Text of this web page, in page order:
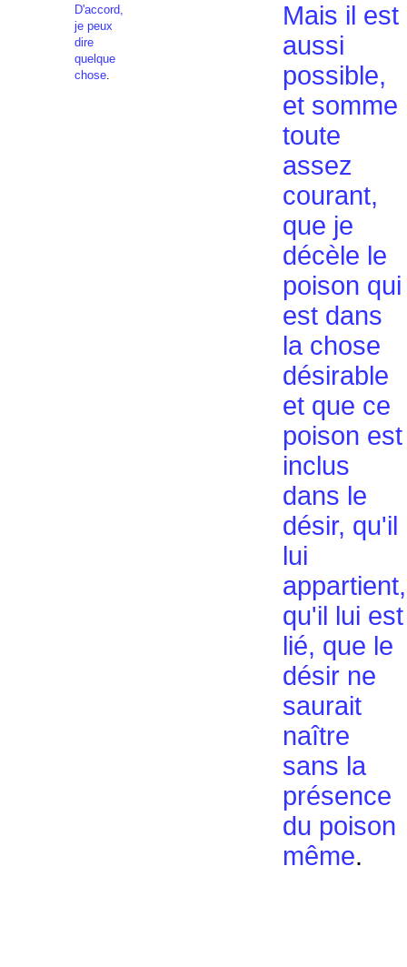
D'accord,
je peux
dire
quelque
chose.
Mais il est
aussi
possible,
et somme
toute
assez
courant,
que je
décèle le
poison qui
est dans
la chose
désirable
et que ce
poison est
inclus
dans le
désir, qu'il
lui
appartient,
qu'il lui est
lié, que le
désir ne
saurait
naître
sans la
présence
du poison
même.